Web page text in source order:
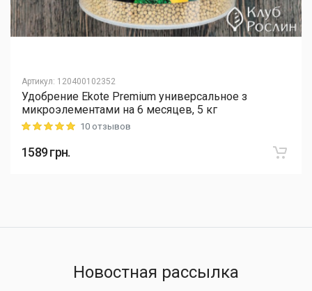
Артикул: 120400102352
Удобрение Ekote Premium универсальное з
микроэлементами на 6 месяцев, 5 кг
Rating: 5 out of 510 отзывов
1589грн.
Новостная рассылка